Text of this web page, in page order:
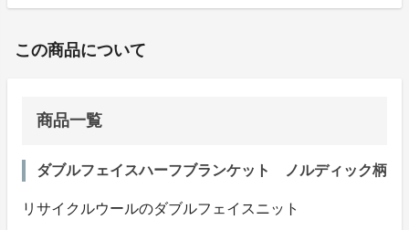
この商品について
商品一覧
ダブルフェイスハーフブランケット ノルディック柄
リサイクルウールのダブルフェイスニット